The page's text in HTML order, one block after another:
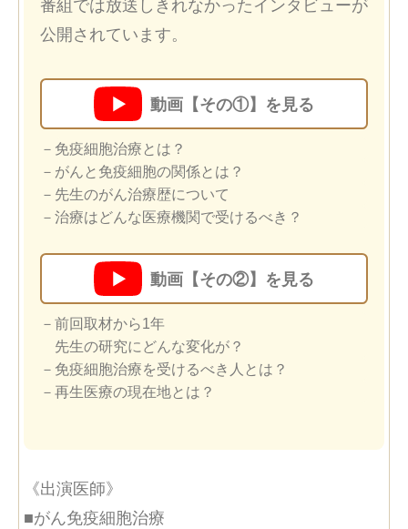
番組では放送しきれなかったインタビューが
公開されています。
動画【その①】を見る
－免疫細胞治療とは？
－がんと免疫細胞の関係とは？
－先生のがん治療歴について
－治療はどんな医療機関で受けるべき？
動画【その②】を見る
－前回取材から1年
先生の研究にどんな変化が？
－免疫細胞治療を受けるべき人とは？
－再生医療の現在地とは？
《出演医師》
■がん免疫細胞治療